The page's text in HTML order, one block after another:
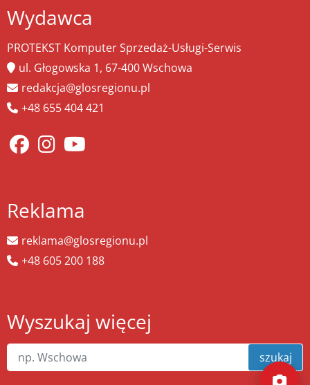
Wydawca
PROTEKST Komputer Sprzedaż-Usługi-Serwis
ul. Głogowska 1, 67-400 Wschowa
redakcja@glosregionu.pl
+48 655 404 421
Reklama
reklama@glosregionu.pl
+48 605 200 188
Wyszukaj więcej
szukaj